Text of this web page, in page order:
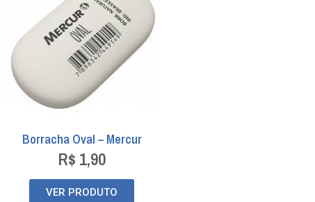
Borracha Oval – Mercur
R$ 1,90
VER PRODUTO